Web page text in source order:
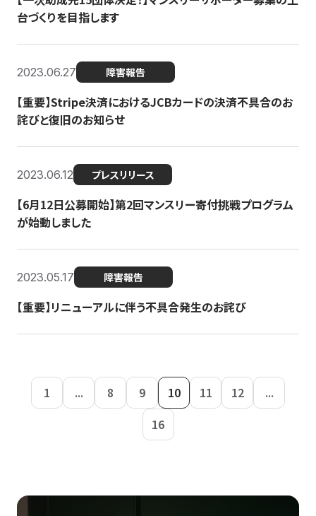
台づくりを目指します
2023.06.27 障害報告
【重要】Stripe決済におけるJCBカードの決済不具合のお
詫びと復旧のお知らせ
2023.06.12 プレスリリース
【6月12日公募開始】第2回マンスリー寄付挑戦プログラム
が始動しました
2023.05.17 障害報告
【重要】リニューアルに伴う不具合発生のお詫び
1 ... 8 9 10 11 12
...
16